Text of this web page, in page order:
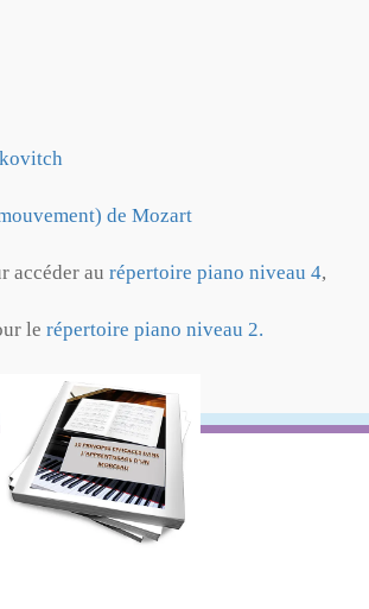
de Mozart
accéder au répertoire piano niveau 4,
le répertoire piano niveau 2.